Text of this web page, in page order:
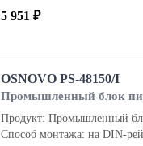
5 951 ₽
OSNOVO PS-48150/I
Промышленный блок
Продукт: Промышленный
Способ монтажа: на DIN-